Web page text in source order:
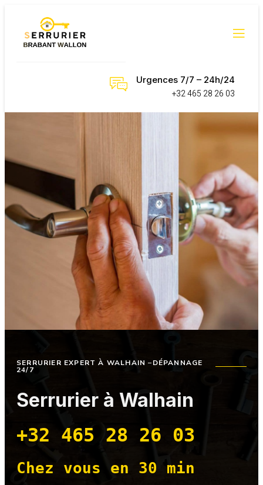
Urgences 7/7 – 24h/24
+32 465 28 26 03
SERRURIER EXPERT À WALHAIN–DÉPANNAGE
24/7
Serrurier à Walhain
+32 465 28 26 03
Chez vous en 30 min